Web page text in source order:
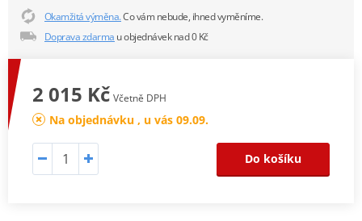
Okamžitá výměna.Co vám nebude, ihned vyměníme.
Doprava zdarma u objednávek nad 0 Kč
2 015 Kč Včetně DPH
Na objednávku , u vás 09.09.
Do košíku